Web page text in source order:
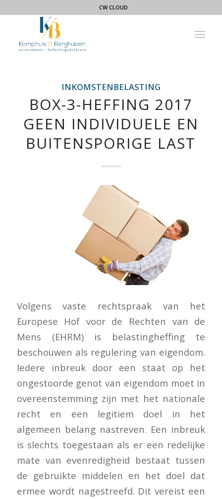
CW CLOUD
INKOMSTENBELASTING
BOX-3-HEFFING 2017
GEEN INDIVIDUELE EN
BUITENSPORIGE LAST
Volgens vaste rechtspraak van het
Europese Hof voor de Rechten van de
Mens (EHRM) is belastingheffing te
beschouwen als regulering van eigendom.
Iedere inbreuk door een staat op het
ongestoorde genot van eigendom moet in
overeenstemming zijn met het nationale
recht en een legitiem doel in het
algemeen belang nastreven. Een inbreuk
is slechts toegestaan als er een redelijke
mate van evenredigheid bestaat tussen
de gebruikte middelen en het doel dat
ermee wordt nagestreefd. Dit vereist een